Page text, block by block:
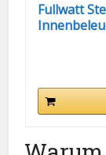
Fullwatt